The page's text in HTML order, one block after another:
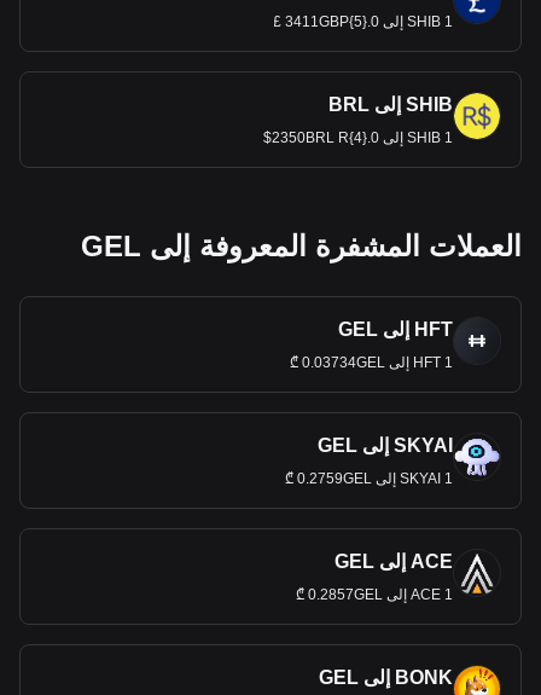
1 SHIB إلى 0.{5}3411GBP £
SHIB إلى BRL
1 SHIB إلى 0.{4}2350BRL R$
العملات المشفرة المعروفة إلى GEL
HFT إلى GEL
1 HFT إلى 0.03734GEL ₾
SKYAI إلى GEL
1 SKYAI إلى 0.2759GEL ₾
ACE إلى GEL
1 ACE إلى 0.2857GEL ₾
BONK إلى GEL